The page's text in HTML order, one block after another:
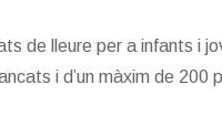
de lleure per a infants i
i d’un màxim de 200